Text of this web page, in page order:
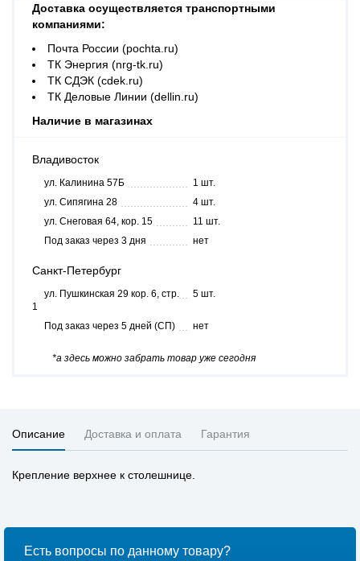
Доставка осуществляется транспортными
компаниями:
Почта России (pochta.ru)
ТК Энергия (nrg-tk.ru)
ТК СДЭК (cdek.ru)
ТК Деловые Линии (dellin.ru)
Наличие в магазинах
Владивосток
ул. Калинина 57Б
1 шт.
ул. Сипягина 28
4 шт.
ул. Снеговая 64, кор. 15
11 шт.
Под заказ через 3 дня
нет
Санкт-Петербург
ул. Пушкинская 29 кор. 6, стр.
1
5 шт.
Под заказ через 5 дней (СП) нет
*а здесь можно забрать товар уже сегодня
Описание Доставка и оплата Гарантия
Крепление верхнее к столешнице.
Есть вопросы по данному товару?